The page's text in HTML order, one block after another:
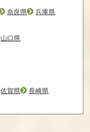
奈良県 兵庫県
山口県
佐賀県
長崎県